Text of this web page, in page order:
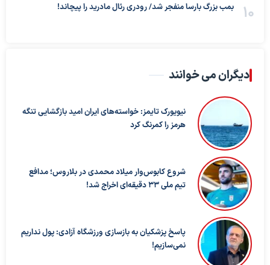
بمب بزرگ بارسا منفجر شد/ رودری رئال مادرید را پیچاند!
دیگران می خوانند
نیویورک تایمز: خواسته‌های ایران امید بازگشایی تنگه
هرمز را کمرنگ کرد
شروع کابوس‌وار میلاد محمدی در بلاروس؛ مدافع
تیم ملی ۳۳ دقیقه‌ای اخراج شد!
پاسخ پزشکیان به بازسازی ورزشگاه آزادی: پول نداریم
نمی‌سازیم!